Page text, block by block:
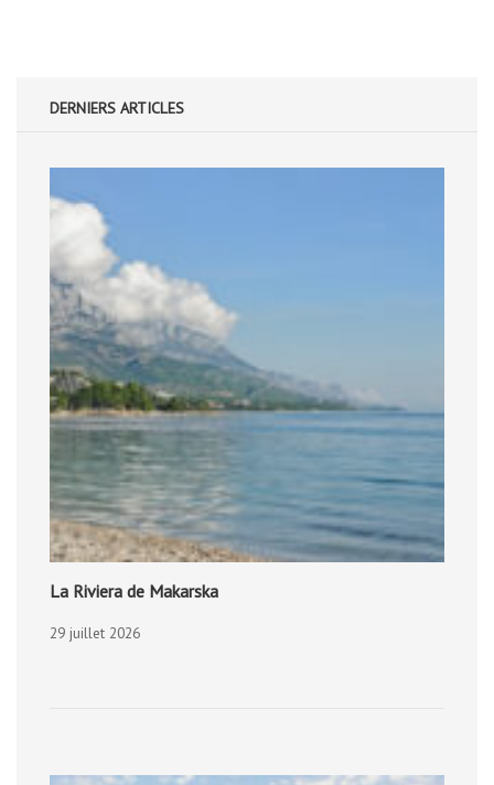
DERNIERS ARTICLES
La Riviera de Makarska
29 juillet 2026